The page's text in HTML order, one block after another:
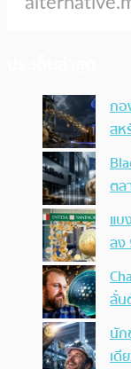
กอ
สห
ตล
แบ
ลง
ลั่น
นัก
เดี